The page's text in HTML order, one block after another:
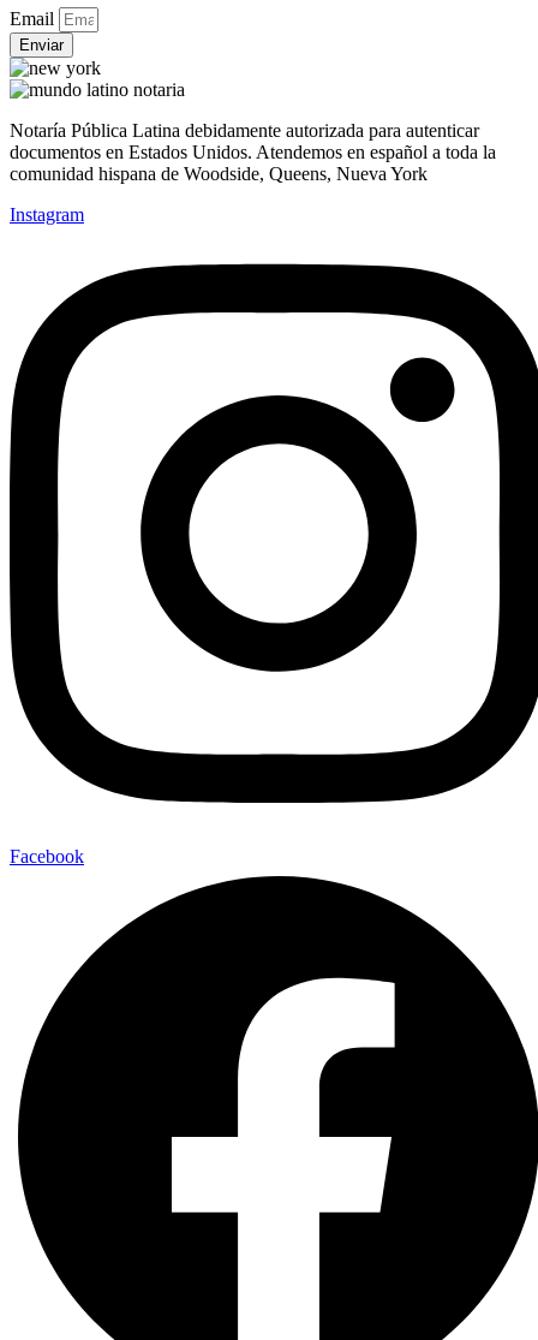
Email
Enviar
Notaría Pública Latina debidamente autorizada para autenticar
documentos en Estados Unidos. Atendemos en español a toda la
comunidad hispana de Woodside, Queens, Nueva York
Instagram
Facebook